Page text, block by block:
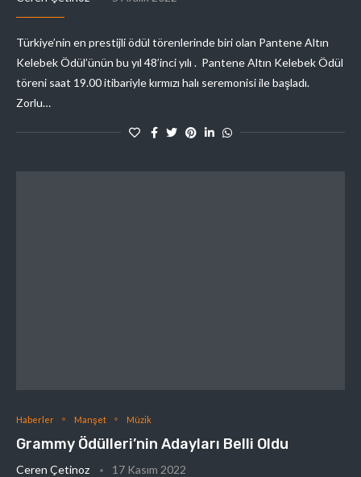
Türkiye’nin en prestijli ödül törenlerinde biri olan Pantene Altın
Kelebek Ödül’ünün bu yıl 48’inci yılı . Pantene Altın Kelebek Ödül
töreni saat 19.00 itibariyle kırmızı halı seremonisi ile başladı.
Zorlu…
Haberler Manşet Müzik
Grammy Ödülleri’nin Adayları Belli Oldu
Ceren Çetinoz 17 Kasım 2022